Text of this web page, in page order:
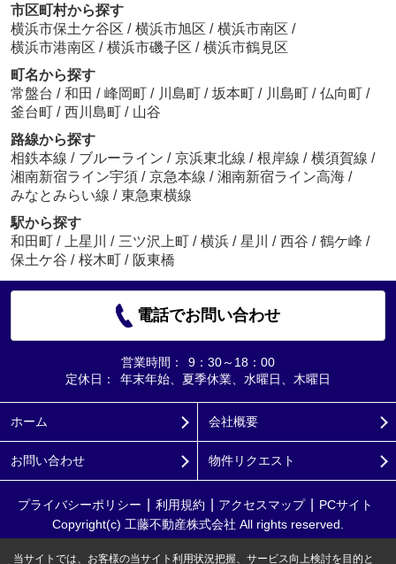
市区町村から探す
横浜市保土ケ谷区 / 横浜市旭区 / 横浜市南区 /
横浜市港南区 / 横浜市磯子区 / 横浜市鶴見区
町名から探す
常盤台 / 和田 / 峰岡町 / 川島町 / 坂本町 / 川島町 / 仏向町 /
釜台町 / 西川島町 / 山谷
路線から探す
相鉄本線 / ブルーライン / 京浜東北線 / 根岸線 / 横須賀線 /
湘南新宿ライン宇須 / 京急本線 / 湘南新宿ライン高海 /
みなとみらい線 / 東急東横線
駅から探す
和田町 / 上星川 / 三ツ沢上町 / 横浜 / 星川 / 西谷 / 鶴ケ峰 /
保土ケ谷 / 桜木町 / 阪東橋
電話でお問い合わせ
営業時間：
9：30～18：00
定休日：
年末年始、夏季休業、水曜日、木曜日
ホーム 会社概要
お問い合わせ 物件リクエスト
プライバシーポリシー 利用規約 アクセスマップ
PCサイト
Copyright(c) 工藤不動産株式会社 All rights reserved.
当サイトでは、お客様の当サイト利用状況把握、サービス向上検討を目的と